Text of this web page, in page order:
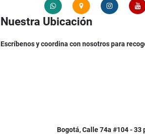
Nuestra Ubicación
Escríbenos y coordina con nosotros para
Bogotá, Calle 74a #104 - 33